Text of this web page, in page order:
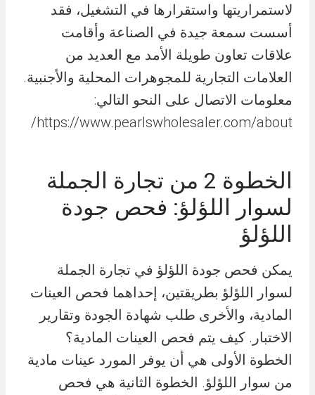
لاستمراريتها واستقرارها في التشغيل، فقد
أسست سمعة جيدة في الصناعة وأقامت
علاقات تعاون طويلة الأمد مع العديد من
العلامات التجارية للمجوهرات المحلية والأجنبية.
معلومات الاتصال على النحو التالي:
https://www.pearlswholesaler.com/about/
الخطوة 2 من تجارة الجملة
لسوار اللؤلؤ: فحص جودة
اللؤلؤ
يمكن فحص جودة اللؤلؤ في تجارة الجملة
لسوار اللؤلؤ بطريقتين، إحداهما فحص العينات
المادية، والأخرى طلب شهادة الجودة وتقارير
الاختبار. كيف يتم فحص العينات المادية؟
الخطوة الأولى هي أن يوفر المورد عينات مادية
من سوار اللؤلؤ. الخطوة الثانية هي فحص